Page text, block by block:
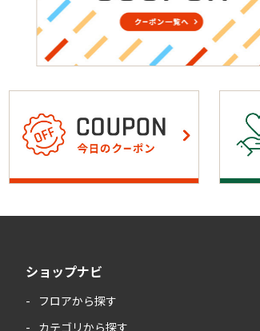
ショップナビ
フロアから探す
カテゴリから探す